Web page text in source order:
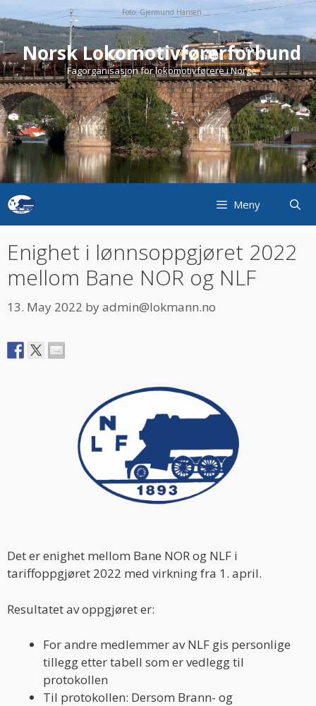
to
content
Foto: Gjermund Hansen
Norsk Lokomotivførerforbund
Fagorganisasjon for lokomotivførere i Norge
Meny
Enighet i lønnsoppgjøret 2022
mellom Bane NOR og NLF
13. May 2022 byadmin@lokmann.no
Det er enighet mellom Bane NOR og NLF i
tariffoppgjøret 2022 med virkning fra 1. april.
Resultatet av oppgjøret er:
For andre medlemmer av NLF gis personlige
tillegg etter tabell som er vedlegg til
protokollen
Til protokollen: Dersom Brann- og